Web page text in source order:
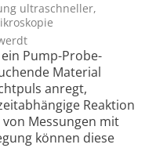
ultraschneller,
Pump-Probe-
Material
anregt,
Reaktion
Messungen mit
können diese